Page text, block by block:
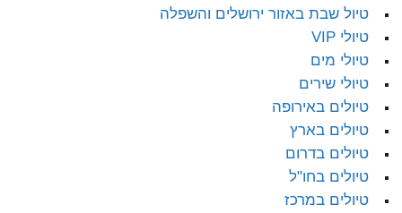
טיול שבת באזור ירושלים והשפלה
טיולי VIP
טיולי מים
טיולי שירים
טיולים באירופה
טיולים בארץ
טיולים בדרום
טיולים בחו"ל
טיולים במרכז